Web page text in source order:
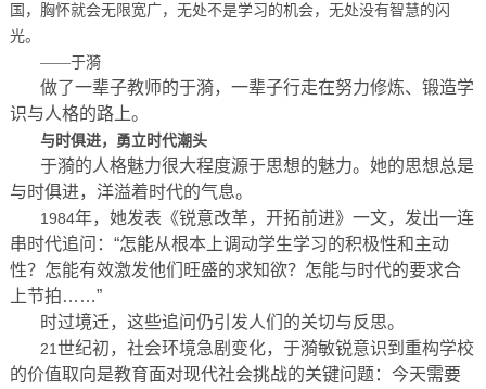
国，胸怀就会无限宽广，无处不是学习的机会，无处没有智慧的闪
光。
——于漪
做了一辈子教师的于漪，一辈子行走在努力修炼、锻造学
识与人格的路上。
与时俱进，勇立时代潮头
于漪的人格魅力很大程度源于思想的魅力。她的思想总是
与时俱进，洋溢着时代的气息。
1984年，她发表《锐意改革，开拓前进》一文，发出一连
串时代追问：“怎能从根本上调动学生学习的积极性和主动
性？怎能有效激发他们旺盛的求知欲？怎能与时代的要求合
上节拍……”
时过境迁，这些追问仍引发人们的关切与反思。
21世纪初，社会环境急剧变化，于漪敏锐意识到重构学校
的价值取向是教育面对现代社会挑战的关键问题：今天需要